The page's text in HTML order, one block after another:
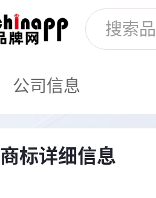
公司信息
商标详细信息